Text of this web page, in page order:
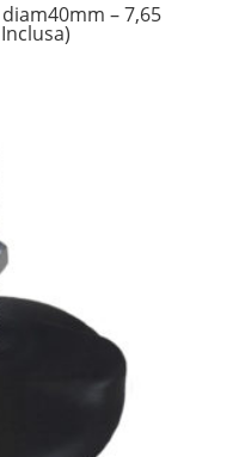
– 7,65